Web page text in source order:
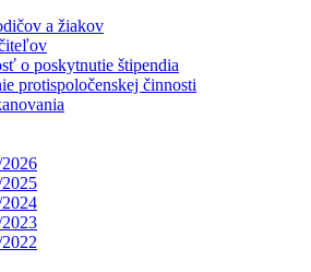
a žiakov
o poskytnutie štipendia
protispoločenskej činnosti